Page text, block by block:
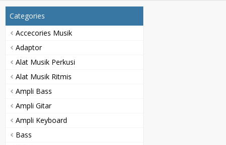
Categories
Accecories Musik
Adaptor
Alat Musik Perkusi
Alat Musik Ritmis
Ampli Bass
Ampli Gitar
Ampli Keyboard
Bass